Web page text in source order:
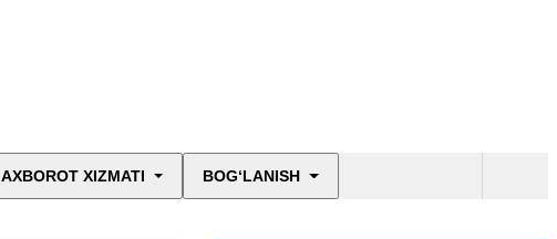
AXBOROT XIZMATI BOG‘LANISH